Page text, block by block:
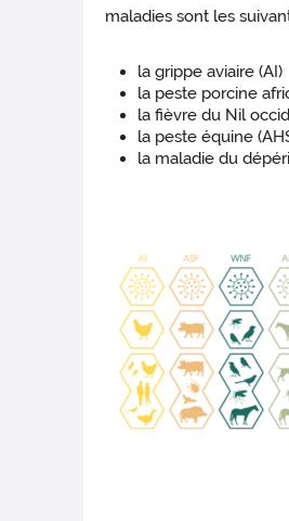
maladies sont les
la grippe aviaire (AI)
la peste porcine
la fièvre du Nil
la peste équine
la maladie du